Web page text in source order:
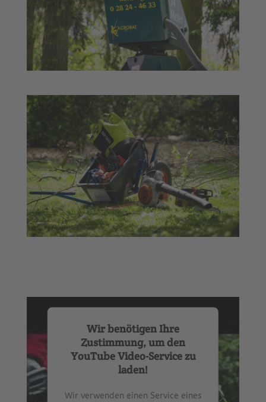
Wir benötigen Ihre
Zustimmung, um den
YouTube Video-Service zu
laden!
Wir verwenden einen Service eines